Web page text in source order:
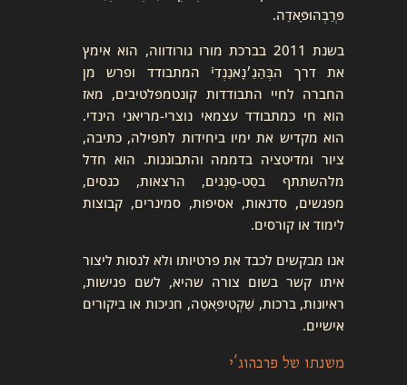
פְּרַבְּהוּפָּאדַה.
בשנת 2011 בברכת מורו גורודווה, הוא אימץ
את דרך הבְּהַגַ׳נָאנַנְדִיֿ המתבודד ופרש מן
החברה לחיי התבודדות קונטמפלטיבים, מאז
הוא חי כמתבודד עצמאי נוצרי-מריאני הינדי.
הוא מקדיש את ימיו ביחידות לתפילה, כתיבה,
ציור ומדיטציה בדממה והתבוננות. הוא חדל
מלהשתתף בסַט-סַנְּגים, הרצאות, כנסים,
מפגשים, סדנאות, אסיפות, סמינרים, קבוצות
לימוד או קורסים.
אנו מבקשים לכבד את פרטיותו ולא לנסות ליצור
איתו קשר בשום צורה שהיא, לשם פגישות,
ראיונות, ברכות, שַׁקְטִיפָּאטַה, חניכות או ביקורים
אישיים.
משנתו של פרבהוג'י